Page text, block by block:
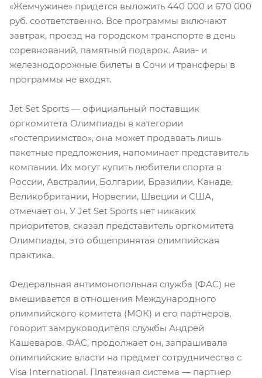
«Жемчужине» придется выложить 440 000 и 670 000
руб. соответственно. Все программы включают
завтрак, проезд на городском транспорте в день
соревнований, памятный подарок. Авиа- и
железнодорожные билеты в Сочи и трансферы в
программы не входят.
Jet Set Sports — официальный поставщик
оргкомитета Олимпиады в категории
«гостеприимство», она может продавать лишь
пакетные предложения, напоминает представитель
компании. Их могут купить любители спорта в
России, Австралии, Болгарии, Бразилии, Канаде,
Великобритании, Норвегии, Швеции и США,
отмечает он. У Jet Set Sports нет никаких
приоритетов, сказал представитель оргкомитета
Олимпиады, это общепринятая олимпийская
практика.
Федеральная антимонопольная служба (ФАС) не
вмешивается в отношения Международного
олимпийского комитета (МОК) и его партнеров,
говорит замруководителя службы Андрей
Кашеваров. ФАС, продолжает он, запрашивала
олимпийские власти на предмет сотрудничества с
Visa International. Платежная система — партнер